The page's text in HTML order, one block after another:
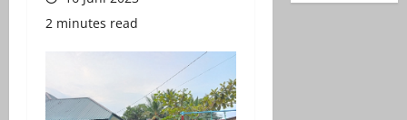
2 minutes read